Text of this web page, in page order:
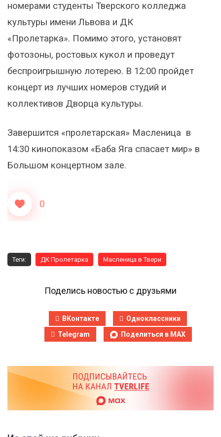
номерами студенты Тверского колледжа
культуры имени Львова и ДК
«Пролетарка». Помимо этого, установят
фотозоны, ростовых кукол и проведут
беспроигрышную лотерею. В 12:00 пройдет
концерт из лучших номеров студий и
коллективов Дворца культуры.
Завершится «пролетарская» Масленица в
14:30 кинопоказом «Баба Яга спасает мир» в
Большом концертном зале.
0
Теги: ДК Пролетарка Масленица в Твери
Поделись новостью с друзьями
ВКонтакте
Одноклассники
Telegram
Поделиться в MAX